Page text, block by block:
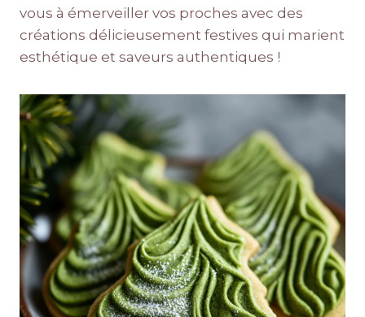
vous à émerveiller vos proches avec des
créations délicieusement festives qui marient
esthétique et saveurs authentiques !